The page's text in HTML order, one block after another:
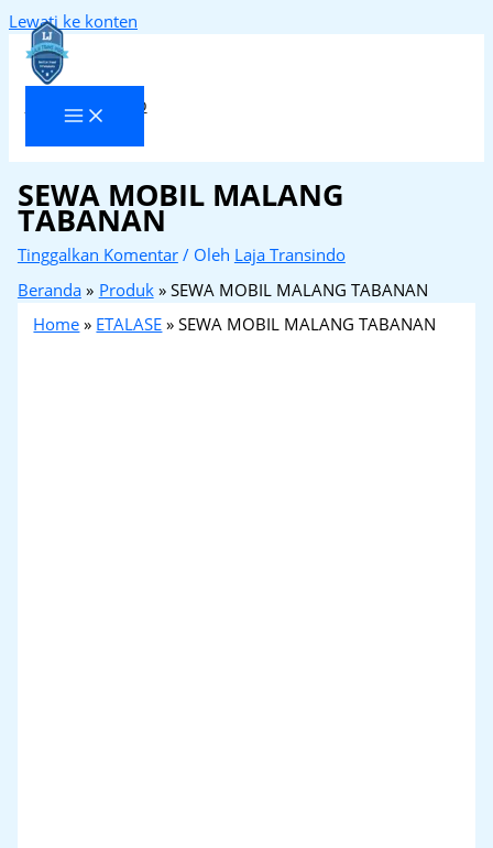
Lewati ke konten
Laja Transindo
SEWA MOBIL MALANG
TABANAN
Tinggalkan Komentar / Oleh Laja Transindo
Beranda
Produk
SEWA MOBIL MALANG TABANAN
Home » ETALASE »SEWA MOBIL MALANG TABANAN